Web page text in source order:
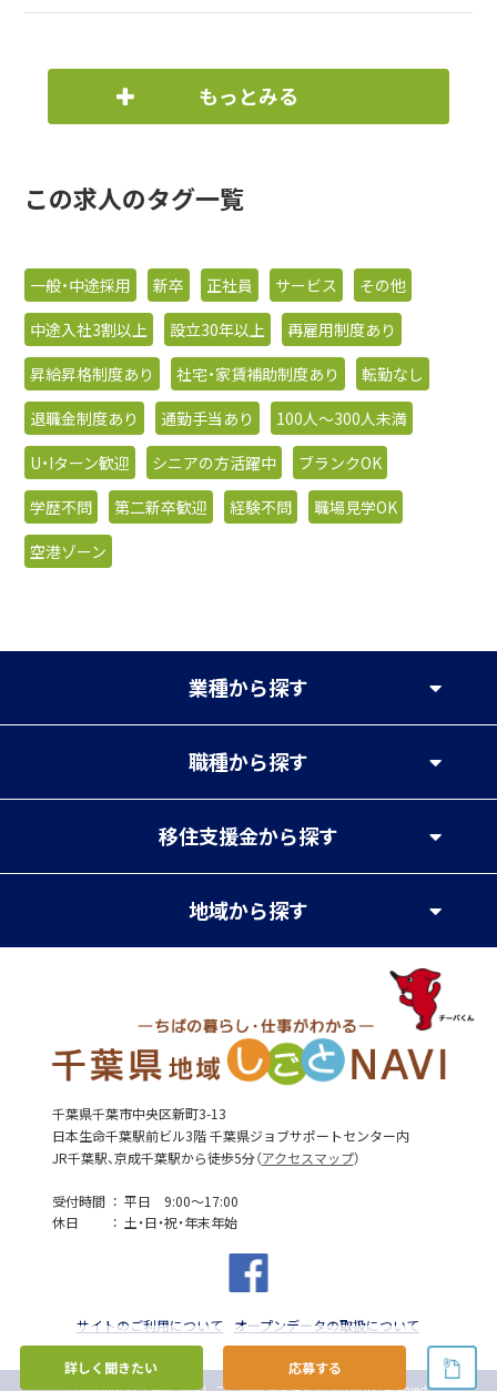
詳しく聞きたい 応募する
もっとみる
この求人のタグ一覧
一般・中途採用 新卒 正社員 サービス
その他
中途入社3割以上
設立30年以上
再雇用制度あり
昇給昇格制度あり
社宅・家賃補助制度あり
転勤なし
退職金制度あり
通勤手当あり
100人〜300人未満
U・Iターン歓迎
シニアの方活躍中
ブランクOK
学歴不問
第二新卒歓迎 経験不問
職場見学OK
空港ゾーン
業種から探す
職種から探す
移住支援金から探す
地域から探す
千葉県千葉市中央区新町3-13
日本生命千葉駅前ビル3階 千葉県ジョブサポートセンター内
JR千葉駅、京成千葉駅から徒歩5分（アクセスマップ）
受付時間
平日 9:00～17:00
休日
土・日・祝・年末年始
サイトのご利用について オープンデータの取扱について